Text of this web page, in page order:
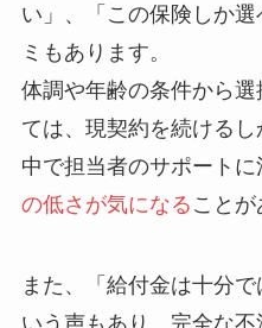
い」、「この保険しか
ミもあります。
体調や年齢の条件から
ては、現契約を続ける
中で担当者のサポートに
の低さが気になる ことが
また、「給付金は十分
いう声もあり、完全な